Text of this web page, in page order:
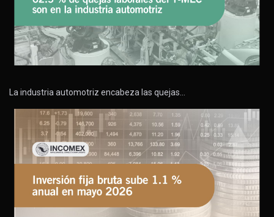
La industria automotriz encabeza las quejas…